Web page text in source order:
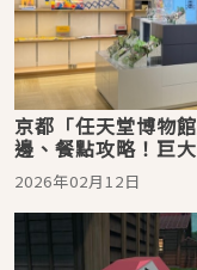
京都「任天堂博物
邊、餐點攻略！巨
器抱枕、27萬種漢堡
合、寶可夢GO跟皮
家也不能錯過
2026年02月12日